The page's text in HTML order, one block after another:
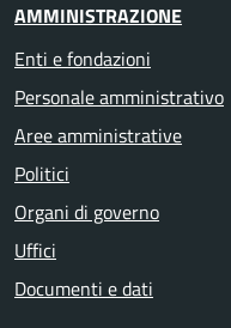
AMMINISTRAZIONE
Enti e fondazioni
Personale amministrativo
Aree amministrative
Politici
Organi di governo
Uffici
Documenti e dati